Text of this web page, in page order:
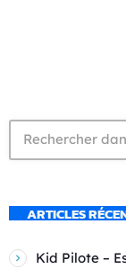
ARTICLES
Kid Pilote –